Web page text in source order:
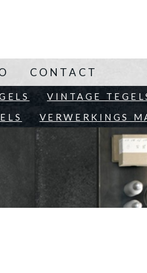
VINTAGE
VERWERKINGS
CONTACT